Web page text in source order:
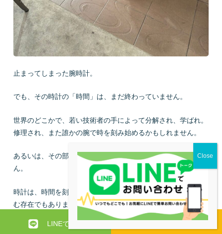
止まってしまった腕時計。
でも、その時計の「時間」は、まだ終わっていません。
世界のどこかで、若い技術者の手によって分解され、学ばれ。
修理され、また誰かの腕で時を刻み始めるかもしれません。
あるいは、その部品が、別の時計を生き返らせるかもしれませ
ん。
時計は、時間を刻む道具であると同時に、人の技術と歴史を刻
む存在でもあります。
引き出しの奥で眠らせているくらいなら、新しい場所で、新し
LINEで質問